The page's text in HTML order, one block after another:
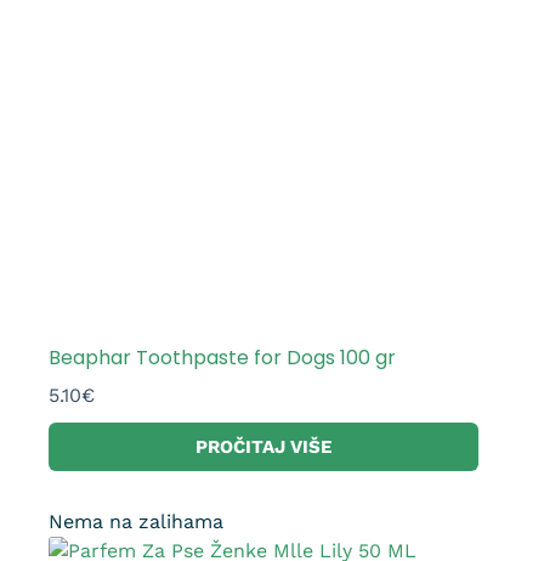
Beaphar Toothpaste for Dogs 100 gr
5.10€
PROČITAJ VIŠE
Nema na zalihama